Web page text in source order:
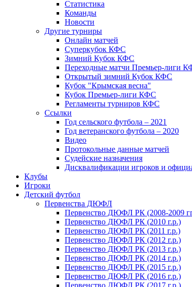
Статистика
Команды
Новости
Другие турниры
Онлайн матчей
Суперкубок КФС
Зимний Кубок КФС
Переходные матчи Премьер-лиги
Открытый зимний Кубок КФС
Кубок "Крымская весна"
Кубок Премьер-лиги КФС
Регламенты турниров КФС
Ссылки
Год сельского футбола – 2021
Год ветеранского футбола – 2020
Видео
Протокольные данные матчей
Судейские назначения
Дисквалификации игроков и
Клубы
Игроки
Детский футбол
Первенства ДЮФЛ
Первенство ДЮФЛ РК (2008-2009
Первенство ДЮФЛ РК (2010 г.р.)
Первенство ДЮФЛ РК (2011 г.р.)
Первенство ДЮФЛ РК (2012 г.р.)
Первенство ДЮФЛ РК (2013 г.р.)
Первенство ДЮФЛ РК (2014 г.р.)
Первенство ДЮФЛ РК (2015 г.р.)
Первенство ДЮФЛ РК (2016 г.р.)
Первенство ДЮФЛ РК (2017 г.р.)